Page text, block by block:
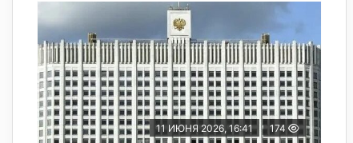
11 ИЮНЯ 2026, 16:41 174